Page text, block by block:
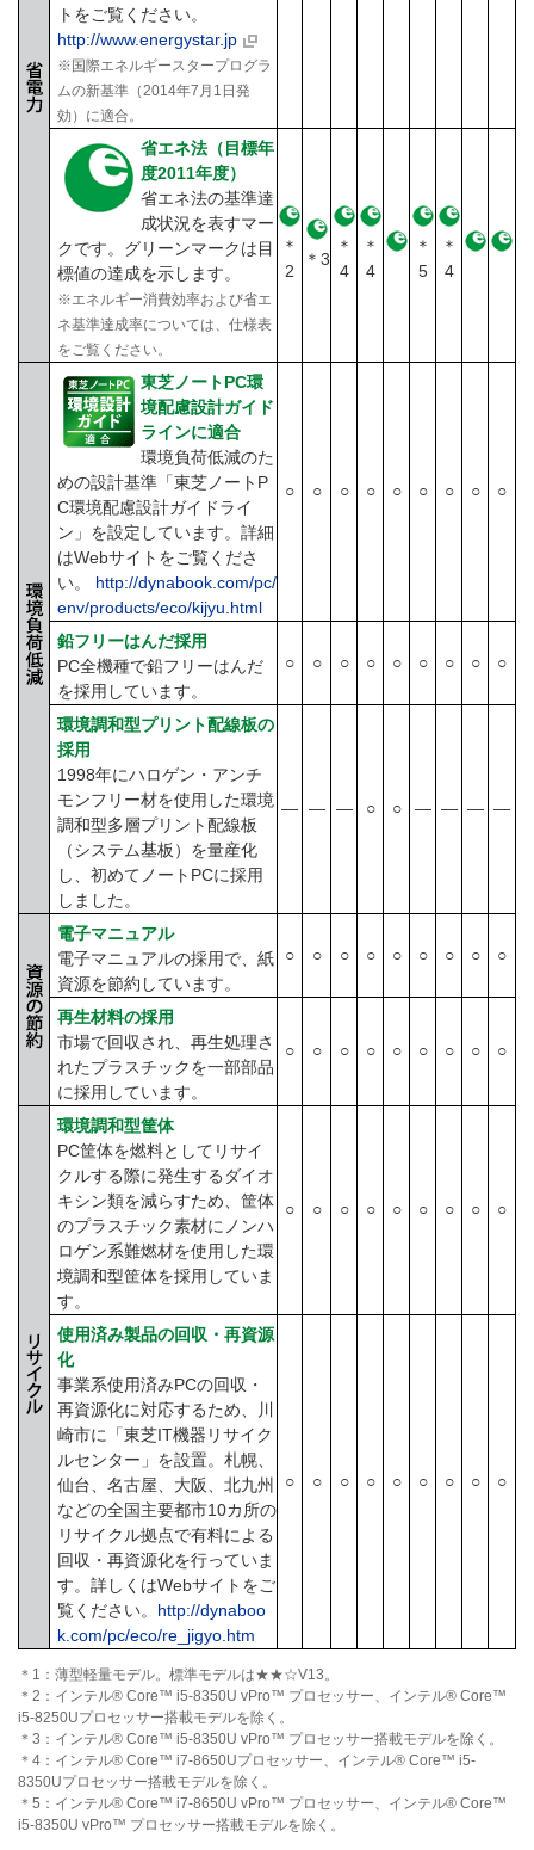
トをご覧ください。
http://www.energystar.jp
※国際エネルギースタープログラ
ムの新基準（2014年7月1日発
効）に適合。
省エネ法（目標年
度2011年度）
省エネ法の基準達
成状況を表すマー
クです。グリーンマークは目
標値の達成を示します。
※エネルギー消費効率および省エ
ネ基準達成率については、仕様表
をご覧ください。
＊
2
＊3
＊
4
＊
4
＊
5
＊
4
東芝ノートPC環
境配慮設計ガイド
ラインに適合
環境負荷低減のた
めの設計基準「東芝ノートP
C環境配慮設計ガイドライ
ン」を設定しています。詳細
はWebサイトをご覧くださ
い。 http://dynabook.com/pc/
env/products/eco/kijyu.html
○ ○ ○ ○ ○ ○ ○ ○ ○
鉛フリーはんだ採用
PC全機種で鉛フリーはんだ
を採用しています。
○ ○ ○ ○ ○ ○ ○ ○ ○
環境調和型プリント配線板の
採用
1998年にハロゲン・アンチ
モンフリー材を使用した環境
調和型多層プリント配線板
（システム基板）を量産化
し、初めてノートPCに採用
しました。
― ― ― ○ ○ ― ― ― ―
電子マニュアル
電子マニュアルの採用で、紙
資源を節約しています。
○ ○ ○ ○ ○ ○ ○ ○ ○
再生材料の採用
市場で回収され、再生処理さ
れたプラスチックを一部部品
に採用しています。
○ ○ ○ ○ ○ ○ ○ ○ ○
環境調和型筐体
PC筐体を燃料としてリサイ
クルする際に発生するダイオ
キシン類を減らすため、筐体
のプラスチック素材にノンハ
ロゲン系難燃材を使用した環
境調和型筐体を採用していま
す。
○ ○ ○ ○ ○ ○ ○ ○ ○
使用済み製品の回収・再資源
化
事業系使用済みPCの回収・
再資源化に対応するため、川
崎市に「東芝IT機器リサイク
ルセンター」を設置。札幌、
仙台、名古屋、大阪、北九州
などの全国主要都市10カ所の
リサイクル拠点で有料による
回収・再資源化を行っていま
す。詳しくはWebサイトをご
覧ください。 http://dynaboo
k.com/pc/eco/re_jigyo.htm
○ ○ ○ ○ ○ ○ ○ ○ ○
＊1：薄型軽量モデル。標準モデルは★★☆V13。
＊2：インテル® Core™ i5-8350U vPro™ プロセッサー、インテル® Core™
i5-8250Uプロセッサー搭載モデルを除く。
＊3：インテル® Core™ i5-8350U vPro™ プロセッサー搭載モデルを除く。
＊4：インテル® Core™ i7-8650Uプロセッサー、インテル® Core™ i5-
8350Uプロセッサー搭載モデルを除く。
＊5：インテル® Core™ i7-8650U vPro™ プロセッサー、インテル® Core™
i5-8350U vPro™ プロセッサー搭載モデルを除く。